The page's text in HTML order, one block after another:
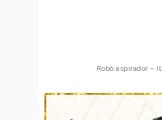
Robô aspirador –